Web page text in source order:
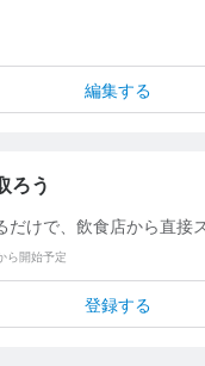
編集する
ろう
けで、飲食店から直接
ら開始予定
登録する